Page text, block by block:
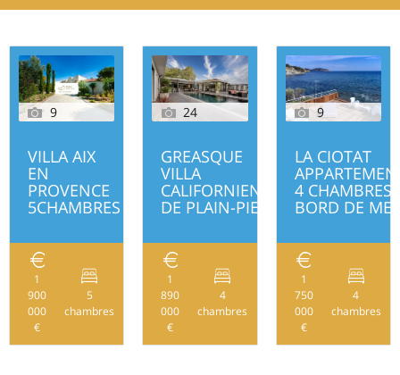
9
VILLA AIX
EN
PROVENCE
5CHAMBRES
1
900
000
€
5
chambres
24
GREASQUE
VILLA
CALIFORNIENNE
DE PLAIN-PIED
1
890
000
€
4
chambres
9
LA CIOTAT
4 CHAMBRES
BORD DE
1
750
000
€
4
chambres